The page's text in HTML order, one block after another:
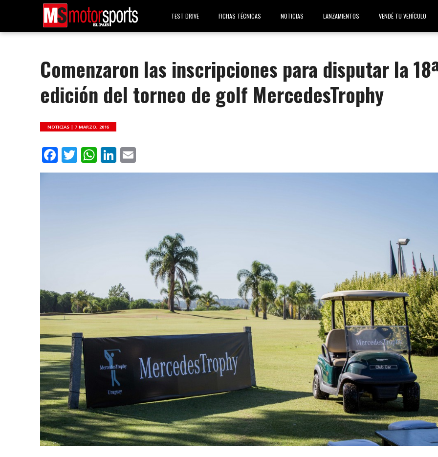
TEST DRIVE FICHAS TÉCNICAS NOTICIAS LANZAMIENTOS VENDÉ TU VEHÍCULO
Comenzaron las inscripciones para disputar la
edición del torneo de golf MercedesTrophy
NOTICIAS |7 MARZO, 2016
Facebook
Twitter
WhatsApp
LinkedIn